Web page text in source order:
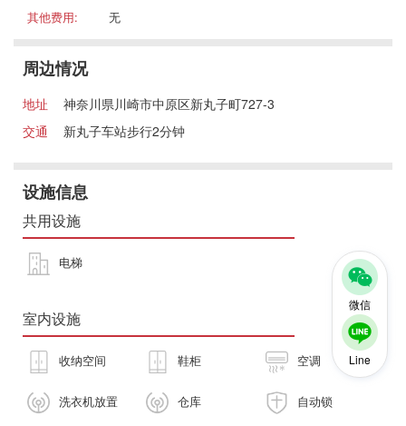
微信
Line
其他费用:
无
周边情况
地址
神奈川県川崎市中原区新丸子町727-3
交通
新丸子车站步行2分钟
设施信息
共用设施
电梯
室内设施
收纳空间 鞋柜 空调
洗衣机放置 仓库 自动锁